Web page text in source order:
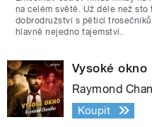
na celém světě. Už déle než
dobrodružství s pěticí
hlavně nejedno tajemství.
Vysoké okno
Raymond
Koupit